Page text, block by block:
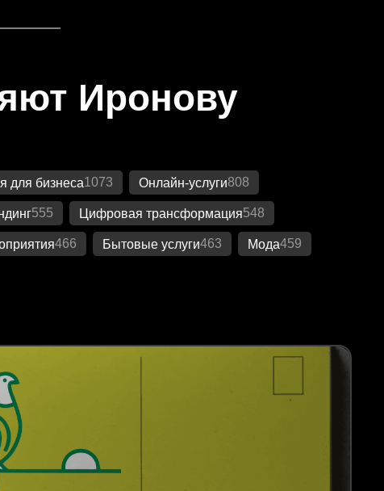
Иронову
для бизнеса1073 Онлайн-услуги808
555 Цифровая трансформация548
466 Бытовые услуги463 Мода459